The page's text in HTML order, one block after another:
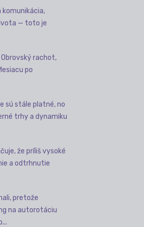
komunikácia,
— toto je
rachot,
po
sú stále platné, no
trhy a dynamiku
že príliš vysoké
a odtrhnutie
pretože
na autorotáciu